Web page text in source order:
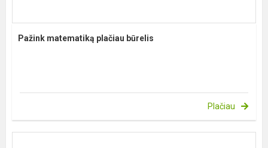
Pažink matematiką plačiau būrelis
Plačiau